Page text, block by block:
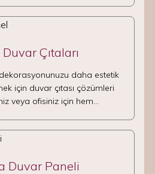
Çıtaları
daha estetik
için duvar çıtası çözümleri
veya ofisiniz için hem…
Duvar Paneli